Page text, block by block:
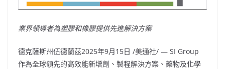
業界領導者為塑膠和橡膠提供先進解決方案
德克薩斯州伍德蘭茲2025年9月15日 /美通社/ — SI Group
作為全球領先的高效能新增劑、製程解決方案、藥物及化學